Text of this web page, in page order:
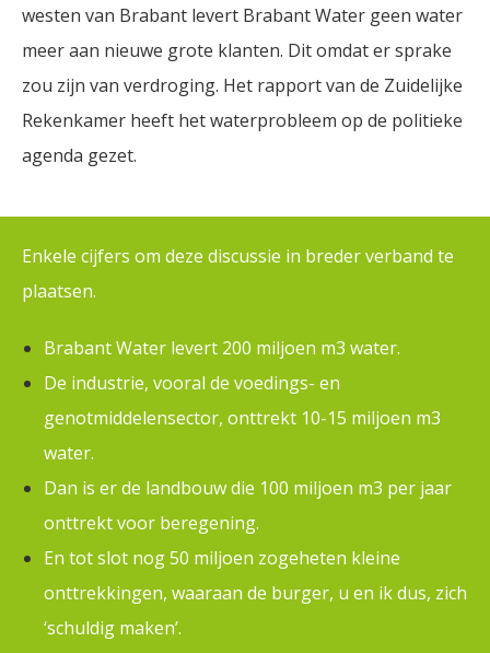
westen van Brabant levert Brabant Water geen water
meer aan nieuwe grote klanten. Dit omdat er sprake
zou zijn van verdroging. Het rapport van de Zuidelijke
Rekenkamer heeft het waterprobleem op de politieke
agenda gezet.
Enkele cijfers om deze discussie in breder verband te
plaatsen.
Brabant Water levert 200 miljoen m3 water.
De industrie, vooral de voedings- en
genotmiddelensector, onttrekt 10-15 miljoen m3
water.
Dan is er de landbouw die 100 miljoen m3 per jaar
onttrekt voor beregening.
En tot slot nog 50 miljoen zogeheten kleine
onttrekkingen, waaraan de burger, u en ik dus, zich
‘schuldig maken’.